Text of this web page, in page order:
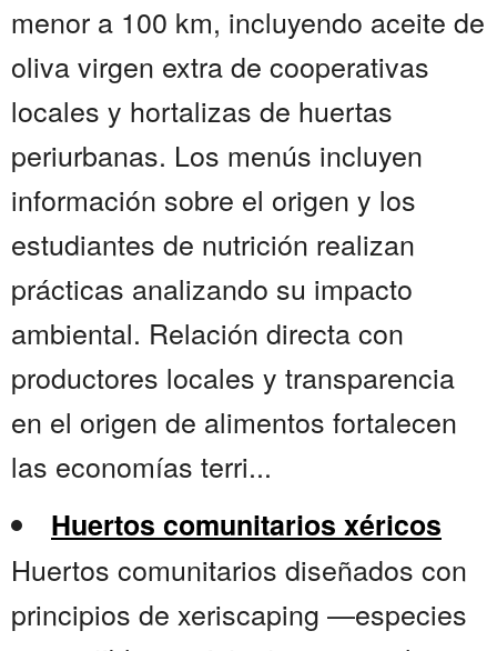
menor a 100 km, incluyendo aceite de
oliva virgen extra de cooperativas
locales y hortalizas de huertas
periurbanas. Los menús incluyen
información sobre el origen y los
estudiantes de nutrición realizan
prácticas analizando su impacto
ambiental. Relación directa con
productores locales y transparencia
en el origen de alimentos fortalecen
las economías terri...
Huertos comunitarios xéricos
Huertos comunitarios diseñados con
principios de xeriscaping —especies